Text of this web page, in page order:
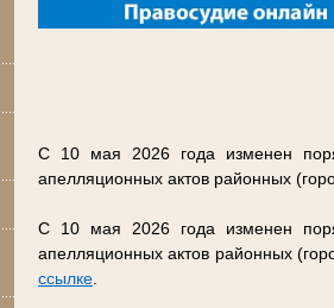
С 10 мая 2026 года изменен
апелляционных актов районных
С 10 мая 2026 года изменен
апелляционных актов районных
ссылке.